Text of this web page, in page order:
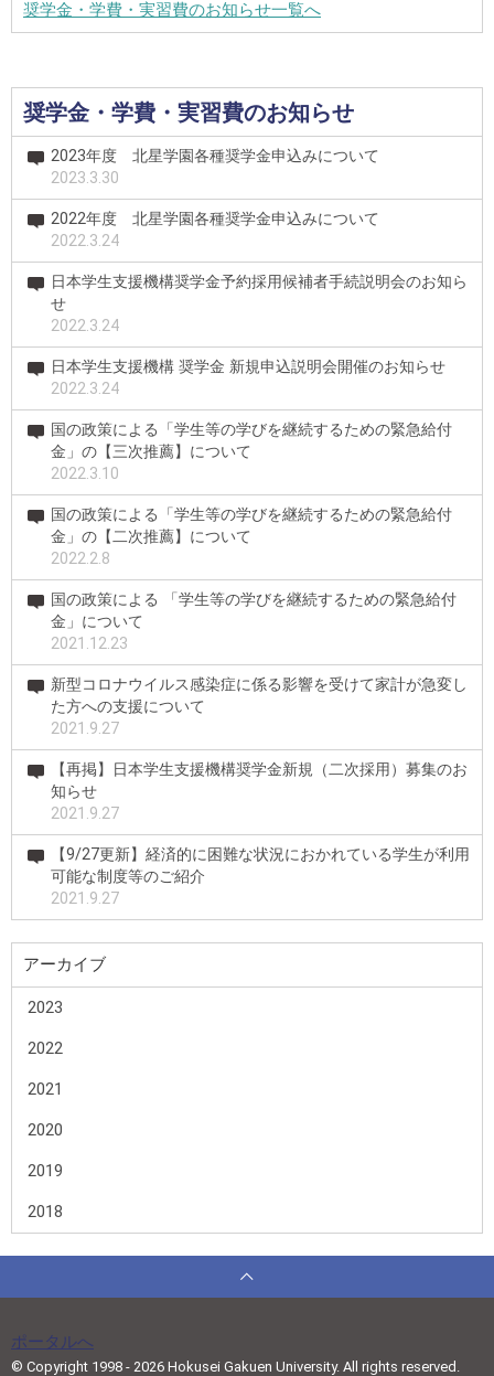
奨学金・学費・実習費のお知らせ一覧へ
奨学金・学費・実習費のお知らせ
2023年度 北星学園各種奨学金申込みについて
2023.3.30
2022年度 北星学園各種奨学金申込みについて
2022.3.24
日本学生支援機構奨学金予約採用候補者手続説明会のお知ら
せ
2022.3.24
日本学生支援機構 奨学金 新規申込説明会開催のお知らせ
2022.3.24
国の政策による「学生等の学びを継続するための緊急給付
金」の【三次推薦】について
2022.3.10
国の政策による「学生等の学びを継続するための緊急給付
金」の【二次推薦】について
2022.2.8
国の政策による 「学生等の学びを継続するための緊急給付
金」について
2021.12.23
新型コロナウイルス感染症に係る影響を受けて家計が急変し
た方への支援について
2021.9.27
【再掲】日本学生支援機構奨学金新規（二次採用）募集のお
知らせ
2021.9.27
【9/27更新】経済的に困難な状況におかれている学生が利用
可能な制度等のご紹介
2021.9.27
アーカイブ
2023
2022
2021
2020
2019
2018
ポータルへ
© Copyright 1998 - 2026 Hokusei Gakuen University. All rights reserved.